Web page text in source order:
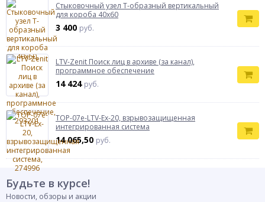
Cтыковочный узел Т-образный вертикальный
для короба 40х60
3 400 руб.
LTV-Zenit Поиск лиц в архиве (за канал),
программное обеспечение
14 424 руб.
ТОР-07е-LTV-Ex-20, взрывозащищенная
интегрированная система
14 065,50 руб.
Будьте в курсе!
Новости, обзоры и акции